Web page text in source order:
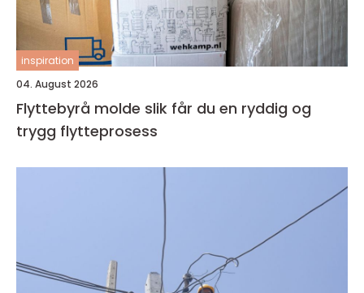
inspiration
04. August 2026
Flyttebyrå molde slik får du en ryddig og
trygg flytteprosess